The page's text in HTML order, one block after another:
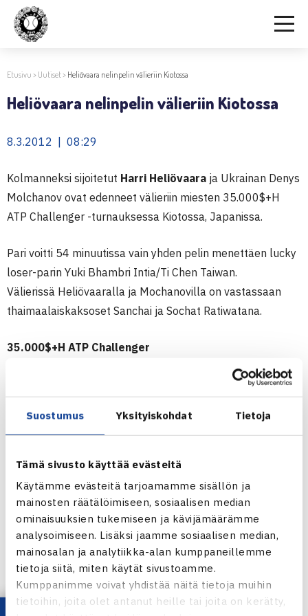
Suostumus Yksityiskohdat Tietoja
Tämä sivusto käyttää evästeitä
Käytämme evästeitä tarjoamamme sisällön ja
mainosten räätälöimiseen, sosiaalisen median
ominaisuuksien tukemiseen ja kävijämäärämme
analysoimiseen. Lisäksi jaamme sosiaalisen median,
mainosalan ja analytiikka-alan kumppaneillemme
tietoja siitä, miten käytät sivustoamme.
Kumppanimme voivat yhdistää näitä tietoja muihin
tietoihin, joita olet antanut heille tai joita on kerätty,
Etusivu > Uutiset> Heliövaara nelinpelin välieriin Kiotossa
Heliövaara nelinpelin välieriin Kiotossa
8.3.2012 | 08:29
Kolmanneksi sijoitetut Harri Heliövaara ja Ukrainan Denys
Molchanov ovat edenneet välieriin miesten 35.000$+H
ATP Challenger -turnauksessa Kiotossa, Japanissa.
Pari voitti 54 minuutissa vain yhden pelin menettäen lucky
loser-parin Yuki Bhambri Intia/Ti Chen Taiwan.
Välierissä Heliövaaralla ja Mochanovilla on vastassaan
thaimaalaiskaksoset Sanchai ja Sochat Ratiwatana.
35.000$+H ATP Challenger
(3.) – Yuki Bhambri Intia/Ti Chen Taiwan 60 61
Kioton ATP Challenger verkossa